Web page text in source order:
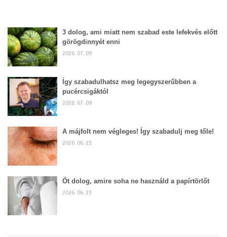
3 dolog, ami miatt nem szabad este lefekvés előtt
görögdinnyét enni
2026. 07. 09
Így szabadulhatsz meg legegyszerűbben a
pucércsigáktól
2026. 07. 09
A májfolt nem végleges! Így szabadulj meg tőle!
2026. 06. 23
Öt dolog, amire soha ne használd a papírtörlőt
2026. 06. 23